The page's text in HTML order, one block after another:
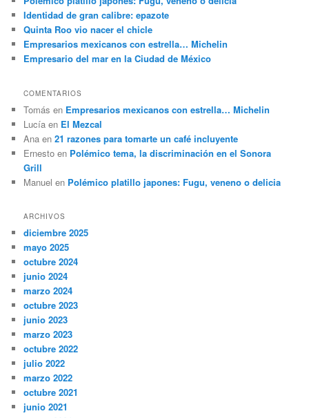
Identidad de gran calibre: epazote
Quinta Roo vio nacer el chicle
Empresarios mexicanos con estrella… Michelin
Empresario del mar en la Ciudad de México
COMENTARIOS
Tomás en Empresarios mexicanos con estrella… Michelin
Lucía en El Mezcal
Ana en21 razones para tomarte un café incluyente
Ernesto en Polémico tema, la discriminación en el Sonora
Grill
Manuel en Polémico platillo japones: Fugu, veneno o delicia
ARCHIVOS
diciembre 2025
mayo 2025
octubre 2024
junio 2024
marzo 2024
octubre 2023
junio 2023
marzo 2023
octubre 2022
julio 2022
marzo 2022
octubre 2021
junio 2021